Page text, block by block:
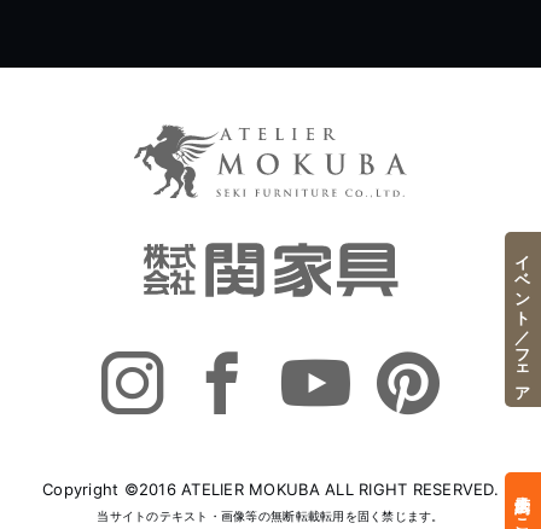
Copyright ©2016 ATELIER MOKUBA ALL RIGHT RESERVED.
当サイトのテキスト・画像等の無断転載転用を固く禁じます。
イベント／フェア